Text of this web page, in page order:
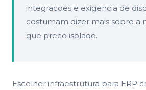
integracoes e exigencia de
costumam dizer mais sobre a
que preco isolado.
Escolher infraestrutura para ERP